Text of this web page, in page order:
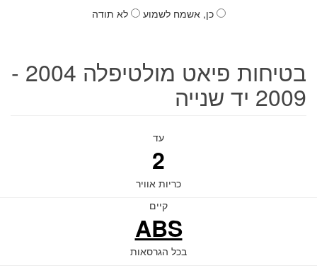
כן, אשמח לשמוע
לא תודה
בטיחות פיאט מולטיפלה 2004 -
2009 יד שנייה
עד
2
כריות אוויר
קיים
ABS
בכל הגרסאות